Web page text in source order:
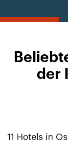
der
11 Hotels in